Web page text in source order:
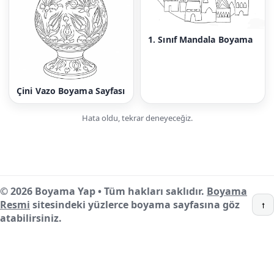
Çini Vazo Boyama Sayfası
1. Sınıf Mandala Boyama
Hata oldu, tekrar deneyeceğiz.
© 2026 Boyama Yap • Tüm hakları saklıdır. Boyama
Resmi sitesindeki yüzlerce boyama sayfasına göz
atabilirsiniz.
↑